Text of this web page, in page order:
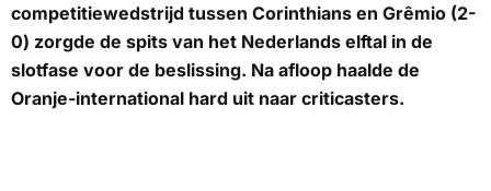
competitiewedstrijd tussen Corinthians en Grêmio (2-
0) zorgde de spits van het Nederlands elftal in de
slotfase voor de beslissing. Na afloop haalde de
Oranje-international hard uit naar criticasters.